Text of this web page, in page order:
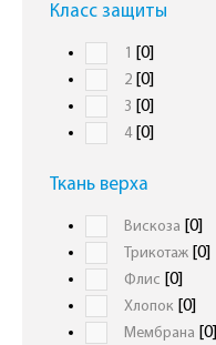
Класс защиты
1 [0]
2 [0]
3 [0]
4[0]
Ткань верха
Вискоза [0]
Трикотаж [0]
Флиc [0]
Хлопок [0]
Мембрана [0]